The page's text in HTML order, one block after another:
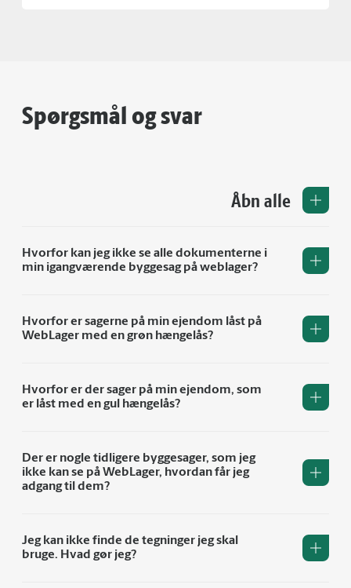
Spørgsmål og svar
Åbn alle
Hvorfor kan jeg ikke se alle dokumenterne i
min igangværende byggesag på weblager?
Hvorfor er sagerne på min ejendom låst på
WebLager med en grøn hængelås?
Hvorfor er der sager på min ejendom, som
er låst med en gul hængelås?
Der er nogle tidligere byggesager, som jeg
ikke kan se på WebLager, hvordan får jeg
adgang til dem?
Jeg kan ikke finde de tegninger jeg skal
bruge. Hvad gør jeg?